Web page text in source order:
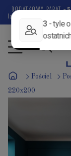
DODATKOWY RABAT-
lata pozostało
Pościel
220x200